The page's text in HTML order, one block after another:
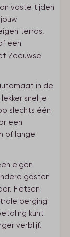
vaste tijden
terras,
een
Zeeuwse
in de
snel je
slechts één
een
of lange
eigen
gasten
Fietsen
berging
kunt
verblijf.